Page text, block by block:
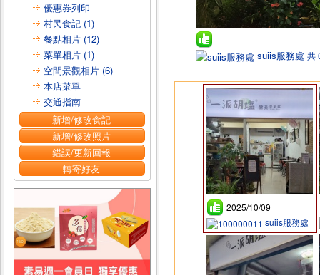
優惠券列印
村民食記 (1)
餐點相片 (12)
菜單相片 (1)
空間景觀相片 (6)
本店菜單
交通指南
新增/修改食記
新增/修改照片
錯誤/更新回報
轉寄好友
suiis服務處 共
2025/10/09
suiis服務處